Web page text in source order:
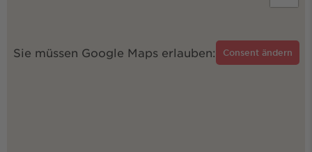
Sie müssen Google Maps erlauben: Consent ändern